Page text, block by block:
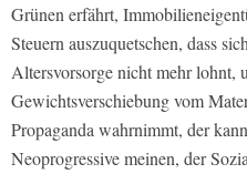
Grünen erfährt,
Steuern auszuquetschen, dass
Altersvorsorge nicht mehr lohnt,
Gewichtsverschiebung vom
Propaganda wahrnimmt, der
Neoprogressive meinen, der